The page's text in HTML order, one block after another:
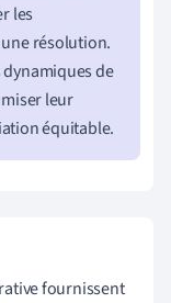
les
résolution.
de
leur
équitable.
fournissent